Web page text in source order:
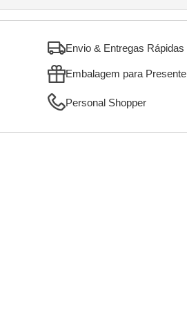
Envio & Entregas Rápidas
Embalagem para Presente
Personal Shopper